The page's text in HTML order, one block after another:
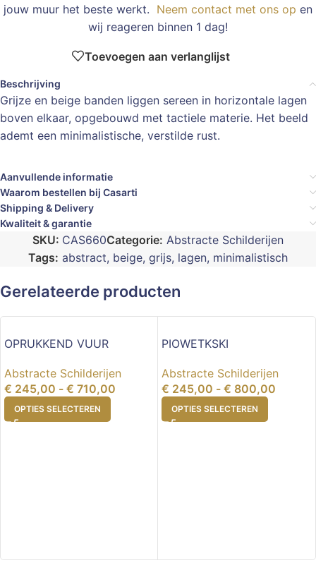
jouw muur het beste werkt. Neem contact met ons op en
wij reageren binnen 1 dag!
Toevoegen aan verlanglijst
Beschrijving
Grijze en beige banden liggen sereen in horizontale lagen
boven elkaar, opgebouwd met tactiele materie. Het beeld
ademt een minimalistische, verstilde rust.
Aanvullende informatie
Waarom bestellen bij Casarti
Shipping & Delivery
Kwaliteit & garantie
SKU: CAS660Categorie: Abstracte Schilderijen
Tags: abstract, beige, grijs, lagen, minimalistisch
Gerelateerde producten
OPRUKKEND VUUR
Abstracte Schilderijen
€ 245,00 - € 710,00
OPTIES SELECTEREN
PIOWETKSKI
Abstracte Schilderijen
€ 245,00 - € 800,00
OPTIES SELECTEREN